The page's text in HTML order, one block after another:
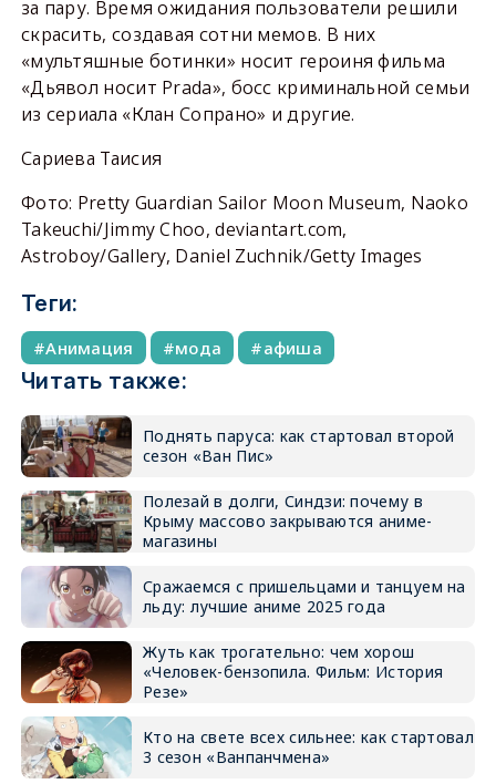
за пару. Время ожидания пользователи решили
скрасить, создавая сотни мемов. В них
«мультяшные ботинки» носит героиня фильма
«Дьявол носит Prada», босс криминальной семьи
из сериала «Клан Сопрано» и другие.
Сариева Таисия
Фото: Pretty Guardian Sailor Moon Museum, Naoko
Takeuchi/Jimmy Choo, deviantart.com,
Astroboy/Gallery, Daniel Zuchnik/Getty Images
Теги:
Анимация мода афиша
Читать также:
Поднять паруса: как стартовал второй
сезон «Ван Пис»
Полезай в долги, Синдзи: почему в
Крыму массово закрываются аниме-
магазины
Сражаемся с пришельцами и танцуем на
льду: лучшие аниме 2025 года
Жуть как трогательно: чем хорош
«Человек-бензопила. Фильм: История
Резе»
Кто на свете всех сильнее: как стартовал
3 сезон «Ванпанчмена»